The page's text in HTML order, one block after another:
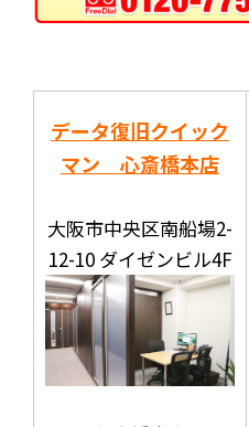
データ復旧クイック
マン 心斎橋本店
大阪市中央区南船場2-
12-10 ダイゼンビル4F